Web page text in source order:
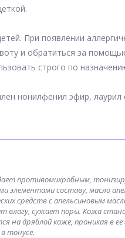
При появлении
и обратиться за
строго по
нонилфенил эфир,
противомикробным,
составу, масло
средств с апельсиновым
влагу, сужает поры. Кожа
на дряблой коже, проникая в
тонусе.